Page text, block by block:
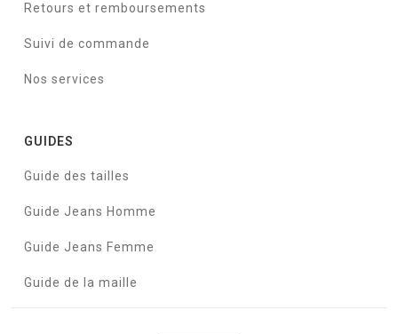
Retours et remboursements
Suivi de commande
Nos services
GUIDES
Guide des tailles
Guide Jeans Homme
Guide Jeans Femme
Guide de la maille